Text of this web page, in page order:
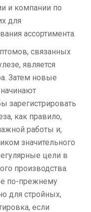
и компании по
для
ассортимента.
связанных
является
Затем новые
зарегистрировать
как правило,
работы и,
значительного
цели в
производства.
по-прежнему
для стройных,
если